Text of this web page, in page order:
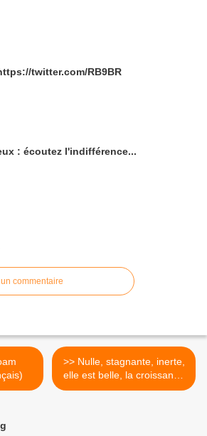
twitter.com/RB9BR
: écoutez l'indifférence...
commentaire
>> Nulle, stagnante, inerte,
elle est belle, la croissance
française >